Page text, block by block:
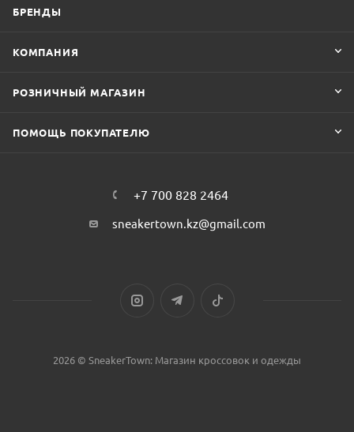
БРЕНДЫ
КОМПАНИЯ
РОЗНИЧНЫЙ МАГАЗИН
ПОМОЩЬ ПОКУПАТЕЛЮ
+7 700 828 2464
sneakertown.kz@gmail.com
2026 © SneakerTown: Магазин кроссовок и одежды